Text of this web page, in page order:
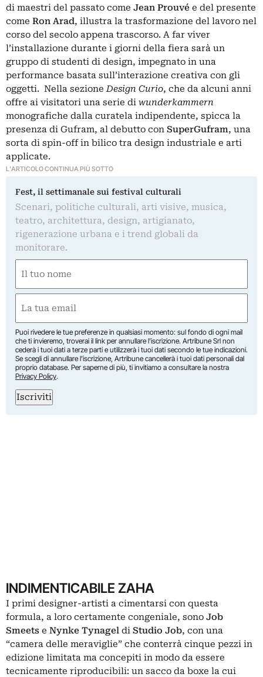
di maestri del passato come Jean Prouvé e del presente
come Ron Arad, illustra la trasformazione del lavoro nel
corso del secolo appena trascorso. A far viver
l’installazione durante i giorni della fiera sarà un
gruppo di studenti di design, impegnato in una
performance basata sull’interazione creativa con gli
oggetti. Nella sezioneDesign Curio, che da alcuni anni
offre ai visitatori una serie di wunderkammern
monografiche dalla curatela indipendente, spicca la
presenza di Gufram, al debutto con SuperGufram, una
sorta di spin-off in bilico tra design industriale e arti
applicate.
L'ARTICOLO CONTINUA PIÙ SOTTO
Fest, il settimanale sui festival culturali
Scenari, politiche culturali, arti visive, musica,
teatro, architettura, design, artigianato,
rigenerazione urbana e i trend globali da
monitorare.
(Required)
First
(Required)
Puoi rivedere le tue preferenze in qualsiasi momento: sul fondo di ogni mail
che ti invieremo, troverai il link per annullare l’iscrizione. Artribune Srl non
cederà i tuoi dati a terze parti e utilizzerà i tuoi dati secondo le tue indicazioni.
Se scegli di annullare l’iscrizione, Artribune cancellerà i tuoi dati personali dal
proprio database. Per saperne di più, ti invitiamo a consultare la nostra
Privacy Policy.
Iscriviti
INDIMENTICABILE ZAHA
I primi designer-artisti a cimentarsi con questa
formula, a loro certamente congeniale, sono Job
Smeets e Nynke Tynagel di Studio Job, con una
“camera delle meraviglie” che conterrà cinque pezzi in
edizione limitata ma concepiti in modo da essere
tecnicamente riproducibili: un sacco da boxe la cui